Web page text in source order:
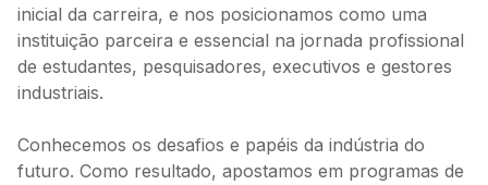
inicial da carreira, e nos posicionamos como uma
instituição parceira e essencial na jornada profissional
de estudantes, pesquisadores, executivos e gestores
industriais.
Conhecemos os desafios e papéis da indústria do
futuro. Como resultado, apostamos em programas de